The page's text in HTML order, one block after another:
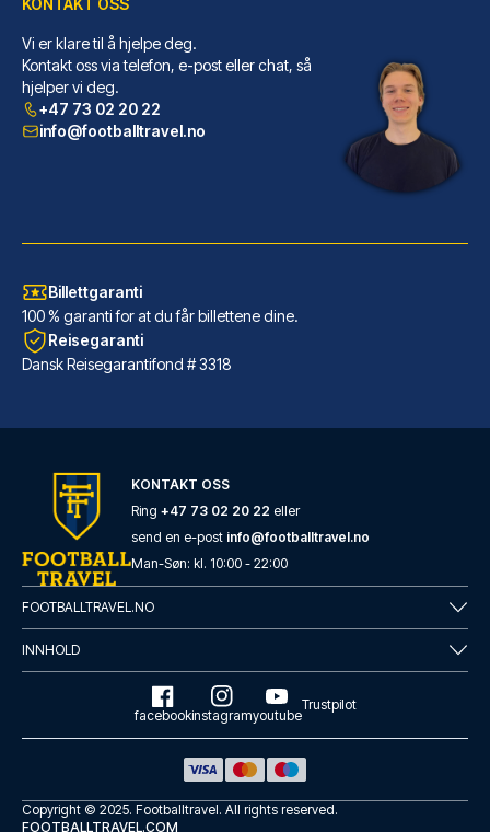
ClinkMama
Velger du ClinkMama bor du i h...
LES MER OM HOTELLET
Conscious Hotel Westerpark
Har du Conscious Hotel Westerp...
LES MER OM HOTELLET
KONTAKT OSS
Vi er klare til å hjelpe deg.
Kontakt oss via telefon, e-post eller chat, så
hjelper vi deg.
+47 73 02 20 22
info@footballtravel.no
Billettgaranti
100 % garanti for at du får billettene dine.
Reisegaranti
Dansk Reisegarantifond # 3318
KONTAKT OSS
Ring +47 73 02 20 22 eller
send en e-post info@footballtravel.no
Man-Søn: kl. 10:00 - 22:00
FOOTBALLTRAVEL.NO
INNHOLD
facebookinstagramyoutube
Trustpilot
Copyright © 2025. Footballtravel. All rights reserved.
FOOTBALLTRAVEL.COM